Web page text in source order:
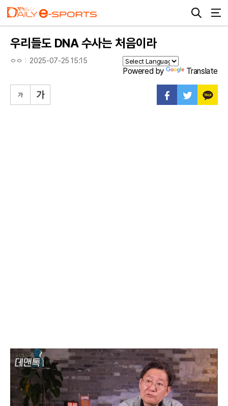
우리들도 DNA 수사는 처음이라
ㅇㅇ 2025-07-25 15:15
Powered by Translate